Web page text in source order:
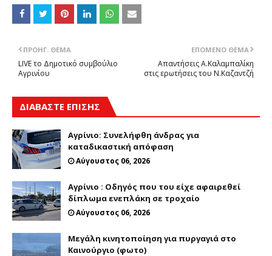
ΕΠΌΜΕΝΟ ΘΈΜΑ
Απαντήσεις Α.Καλαμπαλίκη
στις ερωτήσεις του Ν.Καζαντζή
ΠΡΟΗΓ. ΘΈΜΑ
LIVE το Δημοτικό συμβούλιο
Αγρινίου
ΔΙΑΒΑΣΤΕ ΕΠΙΣΗΣ
Αγρίνιο: Συνελήφθη άνδρας για
καταδικαστική απόφαση
Αύγουστος 06, 2026
Αγρίνιο : Οδηγός που του είχε αφαιρεθεί
δίπλωμα ενεπλάκη σε τροχαίο
Αύγουστος 06, 2026
Μεγάλη κινητοποίηση για πυργαγιά στο
Καινούργιο (φωτο)